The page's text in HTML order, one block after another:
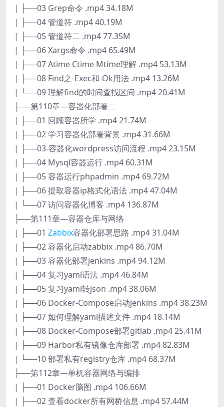
| ├──03 Grep命令 .mp4 34.18M
| ├──04 管道符 .mp4 40.19M
| ├──05 管道符二 .mp4 77.35M
| ├──06 Xargs命令 .mp4 65.49M
| ├──07 Atime Ctime Mtime理解 .mp4 53.13M
| ├──08 Find之-Exec和-Ok用法 .mp4 13.26M
| └──09 理解find的时间查找区间 .mp4 20.41M
├──第110章—容器化部署二
| ├──01 回顾容器所学 .mp4 21.74M
| ├──02 学习容器化部署背景 .mp4 31.66M
| ├──03-容器化wordpress访问流程 .mp4 23.15M
| ├──04 Mysql容器运行 .mp4 60.31M
| ├──05 容器运行phpadmin .mp4 69.72M
| ├──06 提取容器ip格式化语法 .mp4 47.04M
| └──07 访问容器化博客 .mp4 136.87M
├──第111章—容器仓库与网络
| ├──01 Zabbix容器化部署思路 .mp4 31.04M
| ├──02 容器化启动zabbix .mp4 86.70M
| ├──03 容器化部署jenkins .mp4 94.12M
| ├──04 复习yaml语法 .mp4 46.84M
| ├──05 复习yaml转json .mp4 38.06M
| ├──06 Docker-Compose启动jenkins .mp4 38.23M
| ├──07 如何理解yaml描述文件 .mp4 18.14M
| ├──08 Docker-Compose部署gitlab .mp4 25.41M
| ├──09 Harbor私有镜像仓库部署 .mp4 82.83M
| └──10 部署私有registry仓库 .mp4 68.37M
├──第112章—单机容器网络与编排
| ├──01 Docker脑图 .mp4 106.66M
| ├──02 查看docker所有网桥信息 .mp4 57.44M